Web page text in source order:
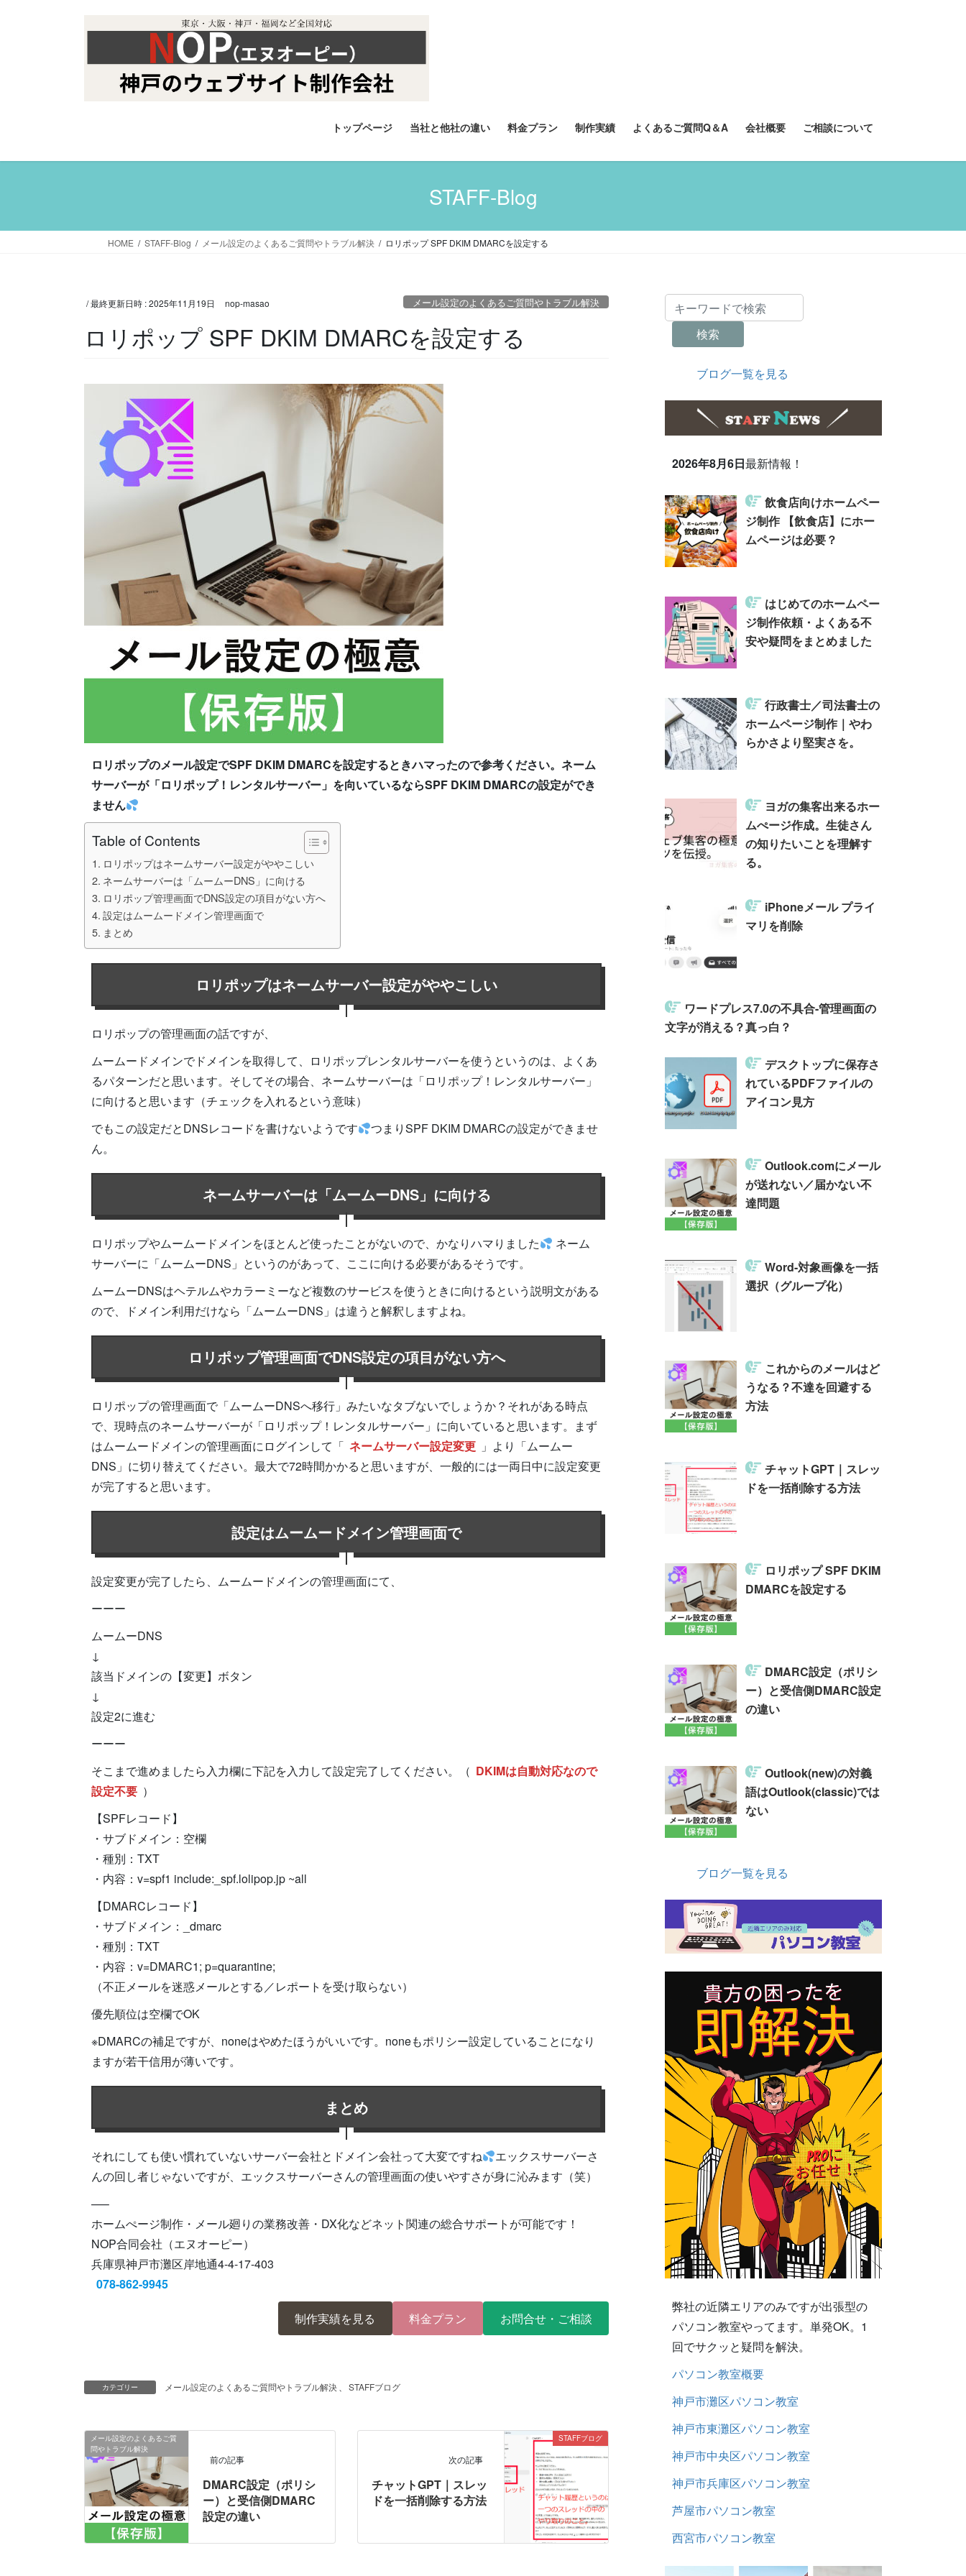
プ
動
トップページ 当社と他社の違い 料金プラン 制作実績 よくあるご質問Q＆A 会社概要 ご相談について
STAFF-Blog
HOME STAFF-Blog メール設定のよくあるご質問やトラブル解決 ロリポップ SPF DKIM DMARCを設定する
/ 最終更新日時 :2025年11月19日 nop-masao メール設定のよくあるご質問やトラブル解決
ロリポップ SPF DKIM DMARCを設定する
ロリポップのメール設定でSPF DKIM DMARCを設定するときハマったので参考ください。ネーム
サーバーが「ロリポップ！レンタルサーバー」を向いているならSPF DKIM DMARCの設定ができ
ません
Table of Contents
ロリポップはネームサーバー設定がややこしい
ネームサーバーは「ムームーDNS」に向ける
ロリポップ管理画面でDNS設定の項目がない方へ
設定はムームードメイン管理画面で
まとめ
ロリポップはネームサーバー設定がややこしい
ロリポップの管理画面の話ですが、
ムームードメインでドメインを取得して、ロリポップレンタルサーバーを使うというのは、よくあ
るパターンだと思います。そしてその場合、ネームサーバーは「ロリポップ！レンタルサーバー」
に向けると思います（チェックを入れるという意味）
でもこの設定だとDNSレコードを書けないようです
つまりSPF DKIM DMARCの設定ができませ
ん。
ネームサーバーは「ムームーDNS」に向ける
ロリポップやムームードメインをほとんど使ったことがないので、かなりハマりました
ネーム
サーバーに「ムームーDNS」というのがあって、ここに向ける必要があるそうです。
ムームーDNSはヘテルムやカラーミーなど複数のサービスを使うときに向けるという説明文がある
ので、ドメイン利用だけなら「ムームーDNS」は違うと解釈しますよね。
ロリポップ管理画面でDNS設定の項目がない方へ
ロリポップの管理画面で「ムームーDNSへ移行」みたいなタブないでしょうか？それがある時点
で、現時点のネームサーバーが「ロリポップ！レンタルサーバー」に向いていると思います。まず
はムームードメインの管理画面にログインして「 ネームサーバー設定変更 」より「ムームー
DNS」に切り替えてください。最大で72時間かかると思いますが、一般的には一両日中に設定変更
が完了すると思います。
設定はムームードメイン管理画面で
設定変更が完了したら、ムームードメインの管理画面にて、
ーーー
ムームーDNS
↓
該当ドメインの【変更】ボタン
↓
設定2に進む
ーーー
そこまで進めましたら入力欄に下記を入力して設定完了してください。（ DKIMは自動対応なので
設定不要 ）
【SPFレコード】
・サブドメイン：空欄
・種別：TXT
・内容：v=spf1 include:_spf.lolipop.jp ~all
【DMARCレコード】
・サブドメイン：_dmarc
・種別：TXT
・内容：v=DMARC1; p=quarantine;
（不正メールを迷惑メールとする／レポートを受け取らない）
優先順位は空欄でOK
※DMARCの補足ですが、noneはやめたほうがいいです。noneもポリシー設定していることになり
ますが若干信用が薄いです。
まとめ
それにしても使い慣れていないサーバー会社とドメイン会社って大変ですね
エックスサーバーさ
んの回し者じゃないですが、エックスサーバーさんの管理画面の使いやすさが身に沁みます（笑）
—–
ホームぺージ制作・メール廻りの業務改善・DX化などネット関連の総合サポートが可能です！
NOP合同会社（エヌオーピー）
兵庫県神戸市灘区岸地通4-4-17-403
078-862-9945
制作実績を見る 料金プラン お問合せ・ご相談
カテゴリー メール設定のよくあるご質問やトラブル解決 STAFFブログ
メール設定のよくあるご質
問やトラブル解決
前の記事
DMARC設定（ポリシ
ー）と受信側DMARC
設定の違い
STAFFブログ
次の記事
チャットGPT｜スレッ
ドを一括削除する方法
検索
ブログ一覧を見る
2026年8月6日最新情報！
飲食店向けホームペー
ジ制作 【飲食店】にホー
ムページは必要？
はじめてのホームペー
ジ制作依頼・よくある不
安や疑問をまとめました
行政書士／司法書士の
ホームページ制作｜やわ
らかさより堅実さを。
ヨガの集客出来るホー
ムぺージ作成。生徒さん
の知りたいことを理解す
る。
iPhoneメール プライ
マリを削除
ワードプレス7.0の不具合-管理画面の
文字が消える？真っ白？
デスクトップに保存さ
れているPDFファイルの
アイコン見方
Outlook.comにメール
が送れない／届かない不
達問題
Word-対象画像を一括
選択（グループ化）
これからのメールはど
うなる？不達を回避する
方法
チャットGPT｜スレッ
ドを一括削除する方法
ロリポップ SPF DKIM
DMARCを設定する
DMARC設定（ポリシ
ー）と受信側DMARC設定
の違い
Outlook(new)の対義
語はOutlook(classic)では
ない
ブログ一覧を見る
弊社の近隣エリアのみですが出張型の
パソコン教室やってます。単発OK。1
回でサクッと疑問を解決。
パソコン教室概要
神戸市灘区パソコン教室
神戸市東灘区パソコン教室
神戸市中央区パソコン教室
神戸市兵庫区パソコン教室
芦屋市パソコン教室
西宮市パソコン教室